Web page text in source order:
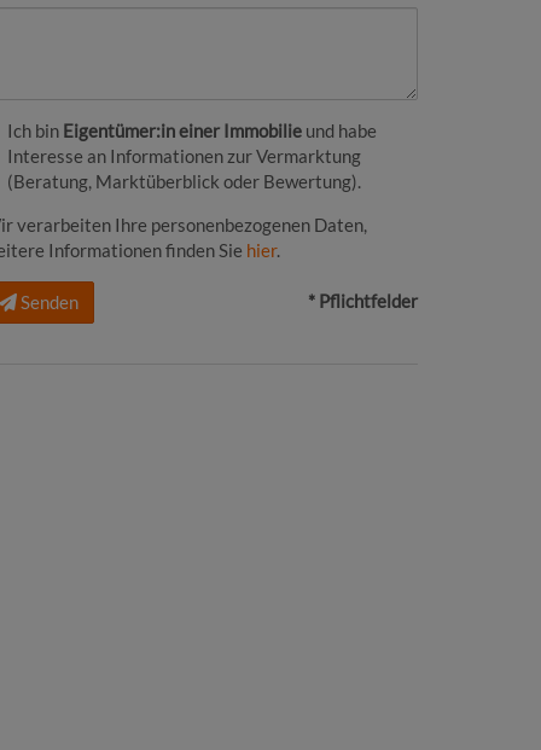
Ich bin Eigentümer:in einer Immobilie und habe
Interesse an Informationen zur Vermarktung
(Beratung, Marktüberblick oder Bewertung).
verarbeiten Ihre personenbezogenen Daten,
Informationen finden Sie hier.
Senden * Pflichtfelder